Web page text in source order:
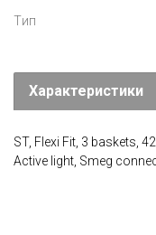
Тип
Характеристики
ST, Flexi Fit, 3 baskets,
Active light, Smeg